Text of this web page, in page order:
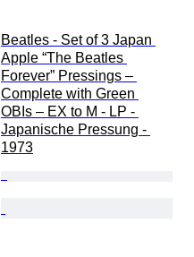
Beatles - Set of 3 Japan
Apple “The Beatles
Forever” Pressings –
Complete with Green
OBIs – EX to M - LP -
Japanische Pressung -
1973